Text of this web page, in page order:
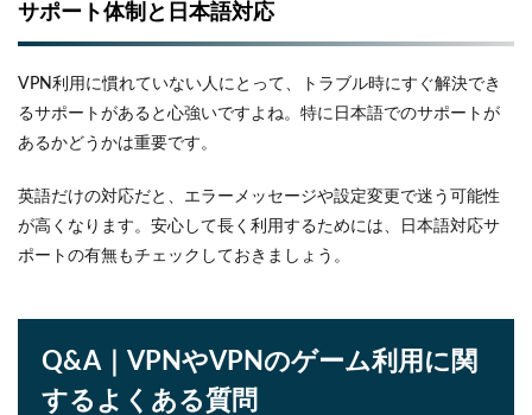
サポート体制と日本語対応
VPN利用に慣れていない人にとって、トラブル時にすぐ解決でき
るサポートがあると心強いですよね。特に日本語でのサポートが
あるかどうかは重要です。
英語だけの対応だと、エラーメッセージや設定変更で迷う可能性
が高くなります。安心して長く利用するためには、日本語対応サ
ポートの有無もチェックしておきましょう。
Q&A｜VPNやVPNのゲーム利用に関
するよくある質問